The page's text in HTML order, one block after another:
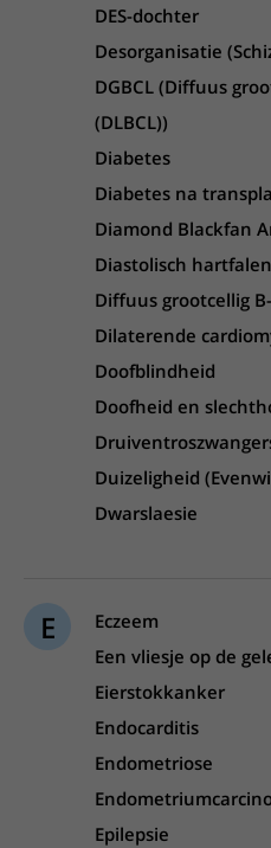
DES-dochter
Desorganisatie
DGBCL (Diffuus
(DLBCL))
Diabetes
Diabetes na
Diamond Blackfan
Diastolisch
Diffuus grootcellig
Dilaterende
Doofblindheid
Doofheid en
Duizeligheid
Dwarslaesie
E
Eczeem
Een vliesje op de
Eierstokkanker
Endocarditis
Endometriose
Epilepsie